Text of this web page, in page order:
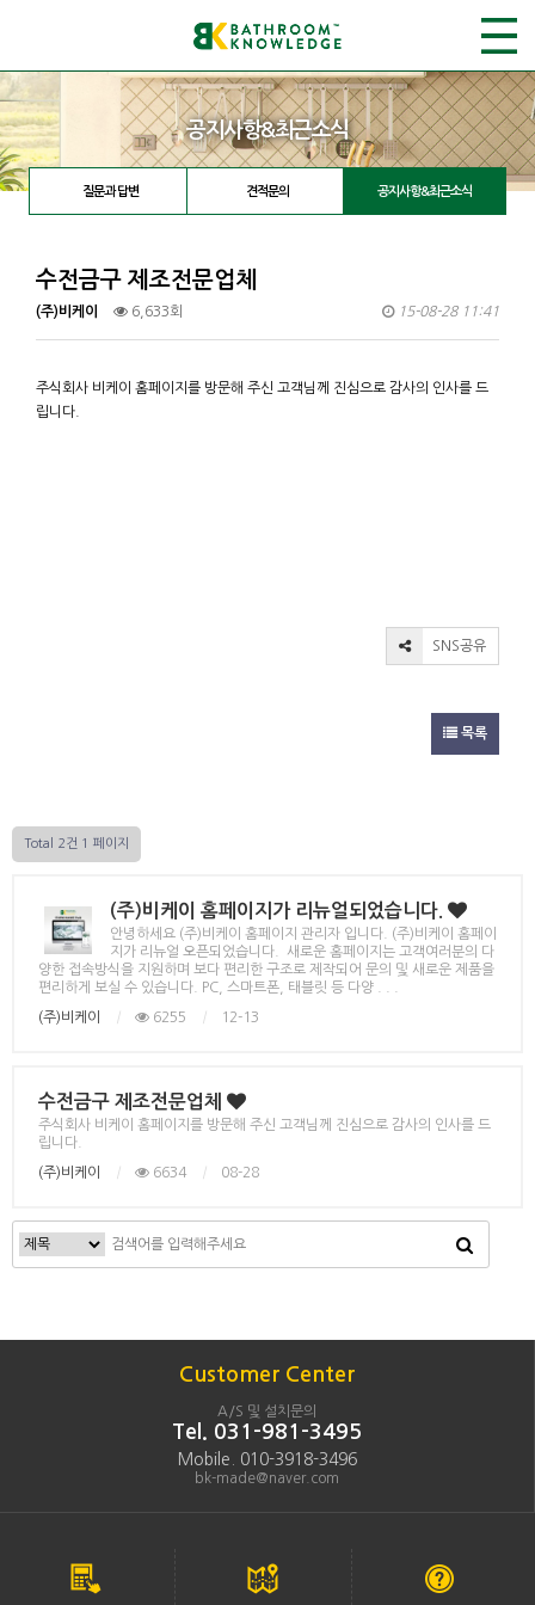
공지사항&최근소식
질문과 답변 견적문의 공지사항&최근소식
수전금구 제조전문업체
(주)비케이 6,633회 15-08-28 11:41
주식회사 비케이 홈페이지를 방문해 주신 고객님께 진심으로 감사의 인사를 드
립니다.
SNS공유
목록
Total 2건 1 페이지
(주)비케이 홈페이지가 리뉴얼되었습니다.
안녕하세요 (주)비케이 홈페이지 관리자 입니다. (주)비케이 홈페이
지가 리뉴얼 오픈되었습니다. 새로운 홈페이지는 고객여러분의 다
양한 접속방식을 지원하며 보다 편리한 구조로 제작되어 문의 및 새로운 제품을
편리하게 보실 수 있습니다. PC, 스마트폰, 태블릿 등 다양 . . .
(주)비케이 | 6255 | 12-13
수전금구 제조전문업체
주식회사 비케이 홈페이지를 방문해 주신 고객님께 진심으로 감사의 인사를 드
립니다.
(주)비케이 | 6634 | 08-28
Customer Center
A/S 및 설치문의
Tel. 031-981-3495
Mobile. 010-3918-3496
bk-made@naver.com